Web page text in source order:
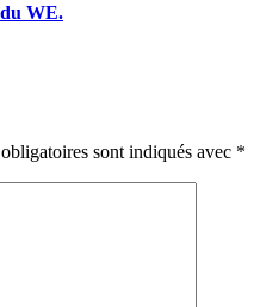
WE.
sont indiqués avec *